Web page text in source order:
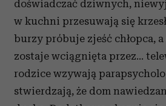
doświadczać dziwnych,
w kuchni przesuwają się
burzy próbuje zjeść chłopca,
zostaje wciągnięta przez…
rodzice wzywają
stwierdzają, że dom